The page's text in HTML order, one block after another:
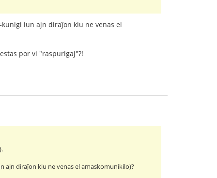
iun ajn diraĵon kiu ne venas el
por vi "raspurigaj"?!
ajn diraĵon kiu ne venas el amaskomunikilo)?